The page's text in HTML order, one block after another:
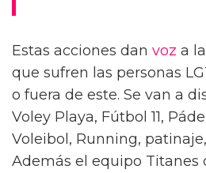
Estas acciones dan voz a
que sufren las personas
o fuera de este. Se van a
Voley Playa, Fútbol 11,
Voleibol, Running,
Además el equipo Titanes